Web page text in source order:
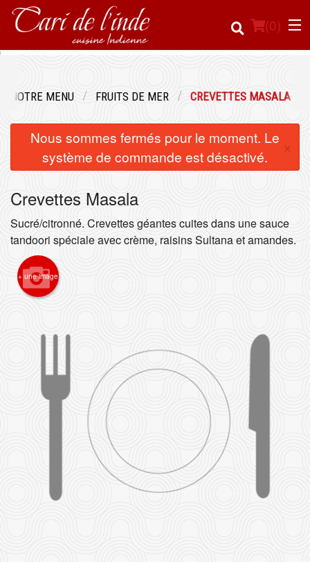
(0)
Emplacement
Connection
Inscription
Panier (0)
Rechercher
NOTRE MENU FRUITS DE MER CREVETTES MASALA
Nous sommes fermés pour le moment. Le
système de commande est désactivé.
×
Crevettes Masala
Sucré/citronné. Crevettes géantes cuites dans une sauce
tandoori spéciale avec crème, raisins Sultana et amandes.
+ une image